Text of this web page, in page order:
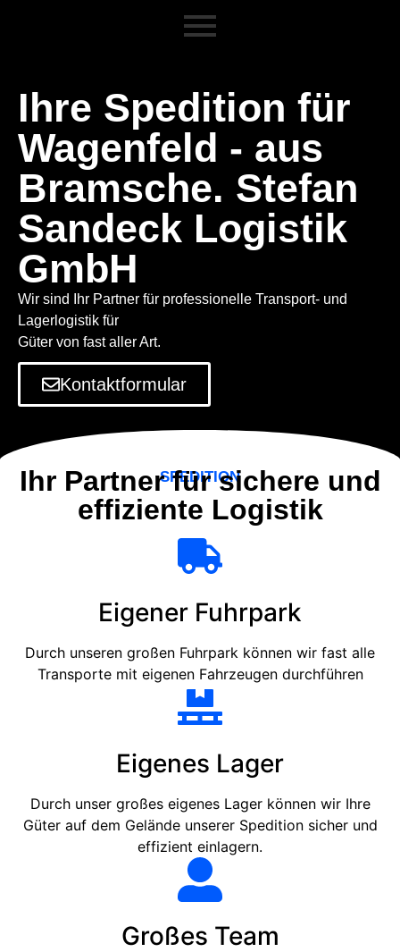
Ihre Spedition für
Wagenfeld - aus
Bramsche. Stefan
Sandeck Logistik
GmbH
Wir sind Ihr Partner für professionelle Transport- und
Lagerlogistik für
Güter von fast aller Art.
Kontaktformular
SPEDITION
Ihr Partner für sichere und
effiziente Logistik
Eigener Fuhrpark
Durch unseren großen Fuhrpark können wir fast alle
Transporte mit eigenen Fahrzeugen durchführen
Eigenes Lager
Durch unser großes eigenes Lager können wir Ihre
Güter auf dem Gelände unserer Spedition sicher und
effizient einlagern.
Großes Team